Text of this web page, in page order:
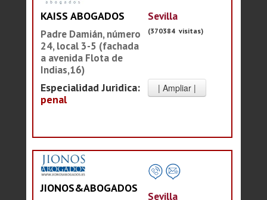
KAISS ABOGADOS
Padre Damián, número
24, local 3-5 (fachada
a avenida Flota de
Indias,16)
Especialidad Juridica:
penal
Sevilla
(370384 visitas)
JIONOS&ABOGADOS
Sevilla